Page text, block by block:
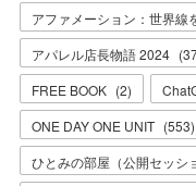
アファメーション：世界線
アパレル店長物語 2024 (
FREE BOOK (2)
ONE DAY ONE UNIT (553)
ひとみの部屋（公開セッシ